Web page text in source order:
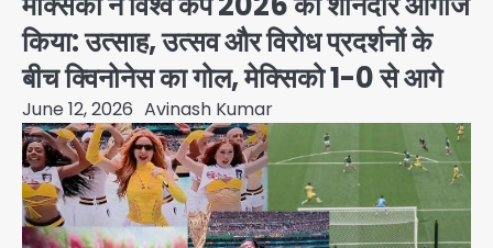
किया: उत्साह, उत्सव और विरोध प्रदर्शनों के
बीच क्विनोनेस का गोल, मेक्सिको 1-0 से आगे
June 12, 2026 Avinash Kumar